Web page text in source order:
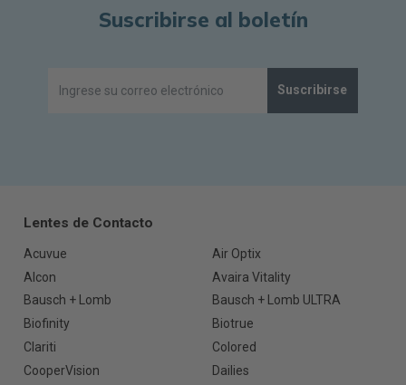
Suscribirse al boletín
Suscribirse
Lentes de Contacto
Acuvue
Air Optix
Alcon
Avaira Vitality
Bausch + Lomb
Bausch + Lomb ULTRA
Biofinity
Biotrue
Clariti
Colored
CooperVision
Dailies